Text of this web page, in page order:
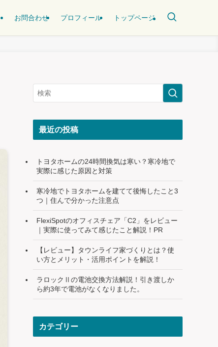
お問合わせ プロフィール トップページ
最近の投稿
トヨタホームの24時間換気は寒い？寒冷地で
実際に感じた原因と対策
寒冷地でトヨタホームを建てて後悔したこと3
つ｜住んで分かった注意点
FlexiSpotのオフィスチェア「C2」をレビュー
｜実際に使ってみて感じたこと解説！PR
【レビュー】タウンライフ家づくりとは？使
い方とメリット・活用ポイントを解説！
ラロックⅡの電池交換方法解説！引き渡しか
ら約3年で電池がなくなりました。
カテゴリー